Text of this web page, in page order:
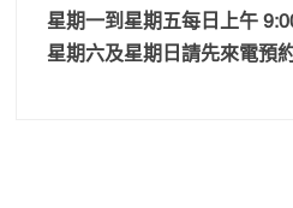
星期一到星期五每日上午
星期六及星期日請先來電預